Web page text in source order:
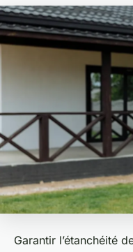
Garantir l’étanchéité